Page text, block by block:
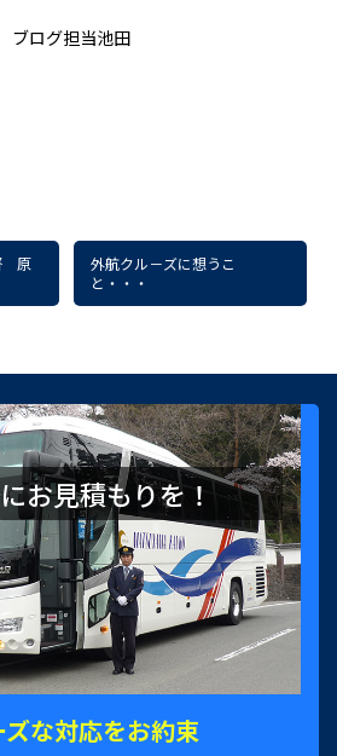
ログ担当池田
原
外航クル－ズに想うこ
と・・・
お見積もりを！
ズな対応をお約束